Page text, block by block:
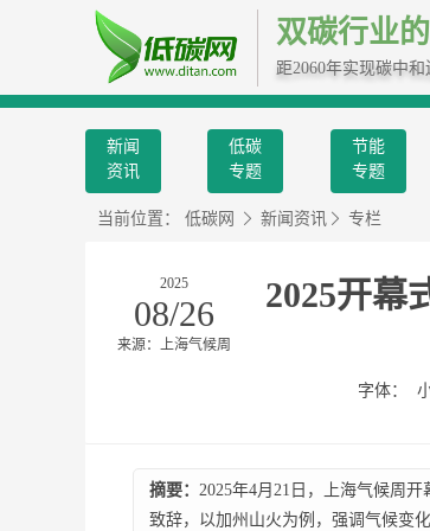
双碳行业
距2060年实现碳中和
新闻
资讯
低碳
专题
节能
专题
当前位置： 低碳网 新闻资讯 专栏
2025
08/26
来源：上海气候周
2025开幕
字体：
摘要： 2025年4月21日，上海气候周
致辞，以加州山火为例，强调气候变